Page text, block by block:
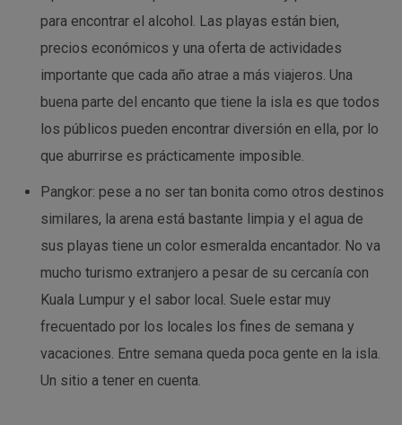
para encontrar el alcohol. Las playas están bien,
precios económicos y una oferta de actividades
importante que cada año atrae a más viajeros. Una
buena parte del encanto que tiene la isla es que todos
los públicos pueden encontrar diversión en ella, por lo
que aburrirse es prácticamente imposible.
Pangkor: pese a no ser tan bonita como otros destinos
similares, la arena está bastante limpia y el agua de
sus playas tiene un color esmeralda encantador. No va
mucho turismo extranjero a pesar de su cercanía con
Kuala Lumpur y el sabor local. Suele estar muy
frecuentado por los locales los fines de semana y
vacaciones. Entre semana queda poca gente en la isla.
Un sitio a tener en cuenta.